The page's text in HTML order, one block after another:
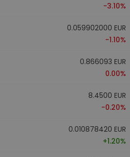
-3.10%
0.059902000 EUR
-1.10%
0.866093 EUR
0.00%
8.4500 EUR
-0.20%
0.010878420 EUR
+1.20%